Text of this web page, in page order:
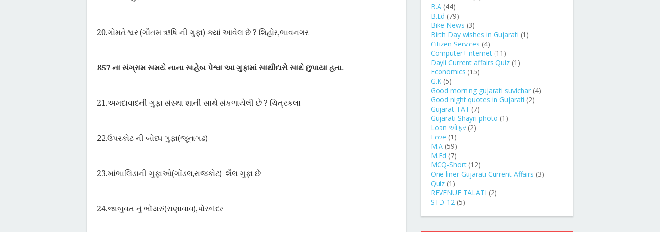
20.ગોમતેશ્વર (ગૌતમ ઋષિ ની ગુફા) ક્યાં આવેલ છે? શિહોર,ભાવનગર
1857ના સંગ્રામ સમયે નાના સાહેબ પેશ્વા આ ગુફામાં સાથીદારો સાથે છુપાયા હતા.
21.અમદાવાદની ગુફા સંસ્થા શાની સાથે સંકળાયેલી છે? ચિત્રકલા
22.ઉપરકોટ ની બોધ્ધ ગુફા(જૂનાગઢ)
23.ખાંભાલિડાની ગુફાઓ(ગોંડલ,રાજકોટ) શૈલ ગુફા છે
24.જાબુવત નું ભોંયરું(રાણાવાવ),પોરબંદર
B.A (44)
B.Ed (79)
Bike News (3)
Birth Day wishes in Gujarati (1)
Citizen Services (4)
Computer+Internet (11)
Dayli Current affairs Quiz (1)
Economics (15)
G.K (5)
Good morning gujarati suvichar (4)
Good night quotes in Gujarati (2)
Gujarat TAT (7)
Gujarati Shayri photo (1)
Loan ઓફર (2)
Love (1)
M.A (59)
M.Ed (7)
MCQ-Short (12)
One liner Gujarati Current Affairs (3)
Quiz (1)
REVENUE TALATI (2)
STD-12 (5)